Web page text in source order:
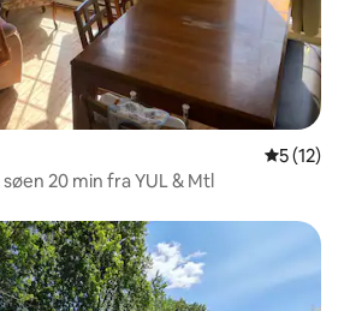
5 ud af 5
5 (12)
20 min fra YUL & Mtl